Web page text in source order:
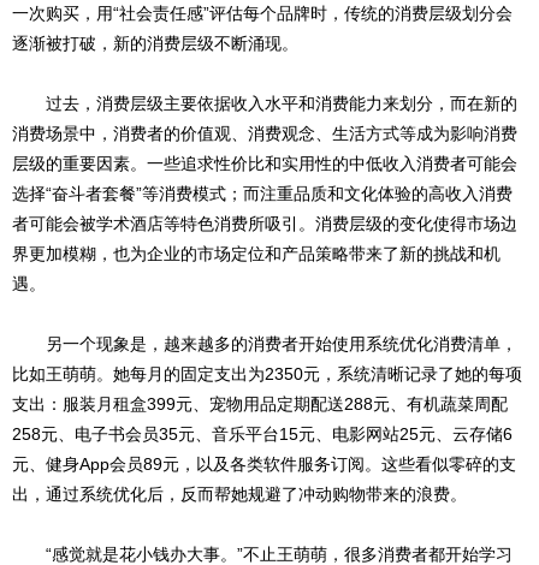
一次购买，用“社会责任感”评估每个品牌时，传统的消费层级划分会
逐渐被打破，新的消费层级不断涌现。
过去，消费层级主要依据收入水平和消费能力来划分，而在新的
消费场景中，消费者的价值观、消费观念、生活方式等成为影响消费
层级的重要因素。一些追求性价比和实用性的中低收入消费者可能会
选择“奋斗者套餐”等消费模式；而注重品质和文化体验的高收入消费
者可能会被学术酒店等特色消费所吸引。消费层级的变化使得市场边
界更加模糊，也为企业的市场定位和产品策略带来了新的挑战和机
遇。
另一个现象是，越来越多的消费者开始使用系统优化消费清单，
比如王萌萌。她每月的固定支出为2350元，系统清晰记录了她的每项
支出：服装月租盒399元、宠物用品定期配送288元、有机蔬菜周配
258元、电子书会员35元、音乐平台15元、电影网站25元、云存储6
元、健身App会员89元，以及各类软件服务订阅。这些看似零碎的支
出，通过系统优化后，反而帮她规避了冲动购物带来的浪费。
“感觉就是花小钱办大事。”不止王萌萌，很多消费者都开始学习